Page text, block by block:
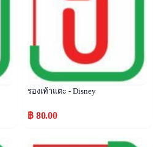
รองเท้าแตะ - Disney
฿ 80.00